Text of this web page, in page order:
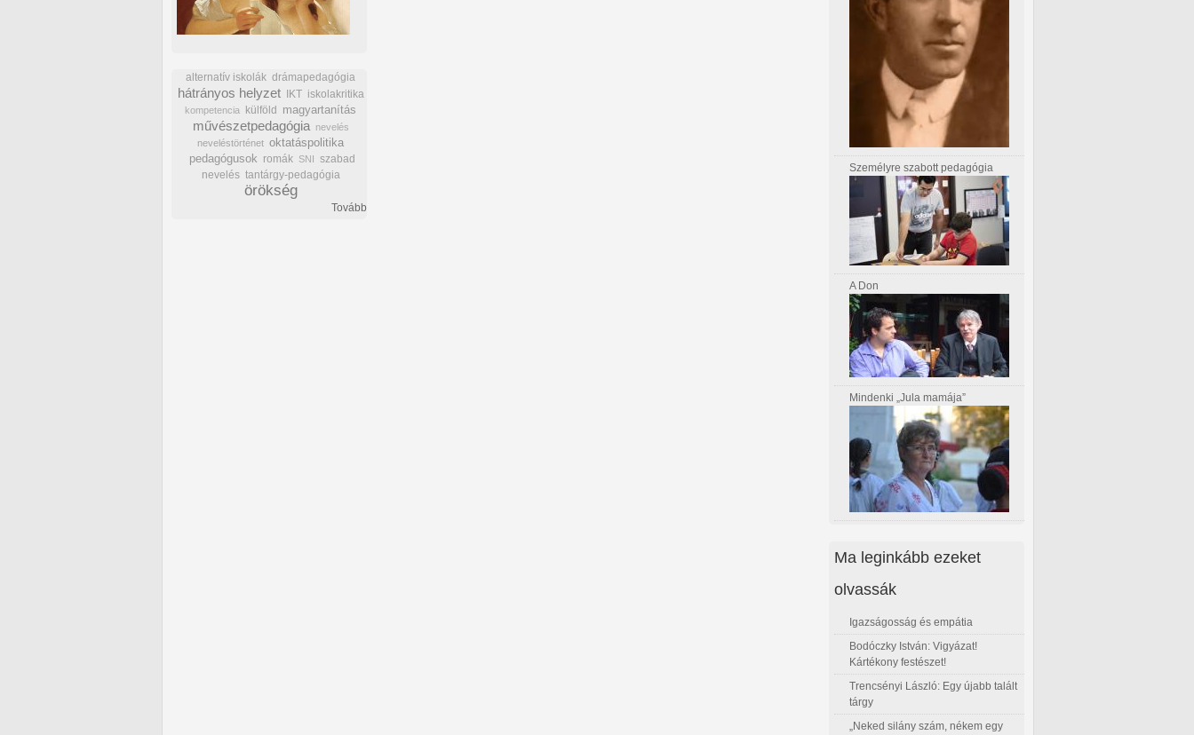
alternatív iskolák drámapedagógia
hátrányos helyzet IKT iskolakritika
kompetencia külföld magyartanítás
művészetpedagógia
nevelés
neveléstörténet oktatáspolitika
pedagógusok romák SNI szabad
nevelés tantárgy-pedagógia
örökség
Tovább
Személyre szabott pedagógia
A Don
Mindenki „Jula mamája”
Ma leginkább ezeket
olvassák
Igazságosság és empátia
Bodóczky István: Vigyázat!
Kártékony festészet!
Trencsényi László: Egy újabb talált
tárgy
„Neked silány szám, nékem egy